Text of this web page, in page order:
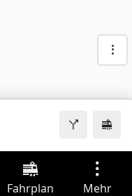
Fahrplan Mehr